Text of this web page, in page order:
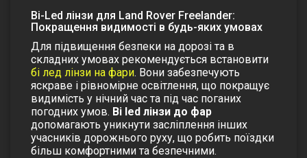
Bi-Led лінзи для Land Rover Freelander:
Покращення видимості в будь-яких умовах
Для підвищення безпеки на дорозі та в
складних умовах рекомендується встановити
бі лед лінзи на фари. Вони забезпечують
яскраве і рівномірне освітлення, що покращує
видимість у нічний час та під час поганих
погодних умов. Bi led лінзи до фар
допомагають уникнути засліплення інших
учасників дорожнього руху, що робить поїздки
більш комфортними та безпечними.